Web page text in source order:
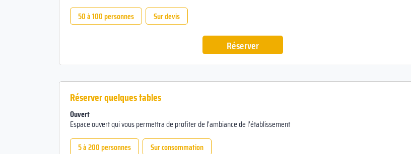
50 à 100 personnes
Sur devis
Réserver
Réserver quelques tables
Ouvert
Espace ouvert qui vous permettra de profiter de l'ambiance de l'établissement
5 à 200 personnes
Sur consommation